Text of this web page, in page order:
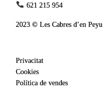
621 215 954
2023 © Les Cabres d’en Peyu
Privacitat
Cookies
Política de vendes